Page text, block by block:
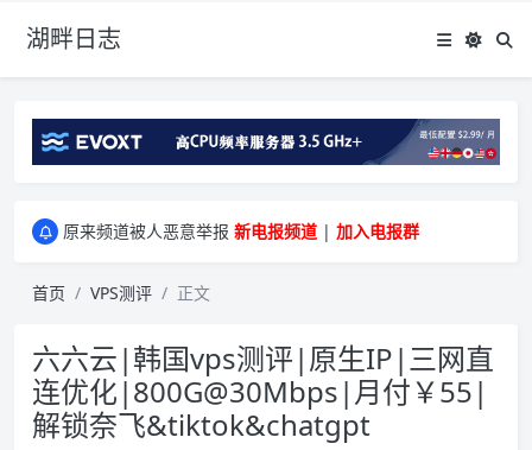
湖畔日志
greenwebpage|香港|日本|新加坡|美国等多地vps测评|移动直连|1Gbps带宽|年付€29
原来频道被人恶意举报 新电报频道 | 加入电报群
首页 VPS测评 正文
六六云|韩国vps测评|原生IP|三网直
连优化|800G@30Mbps|月付￥55|
解锁奈飞&tiktok&chatgpt